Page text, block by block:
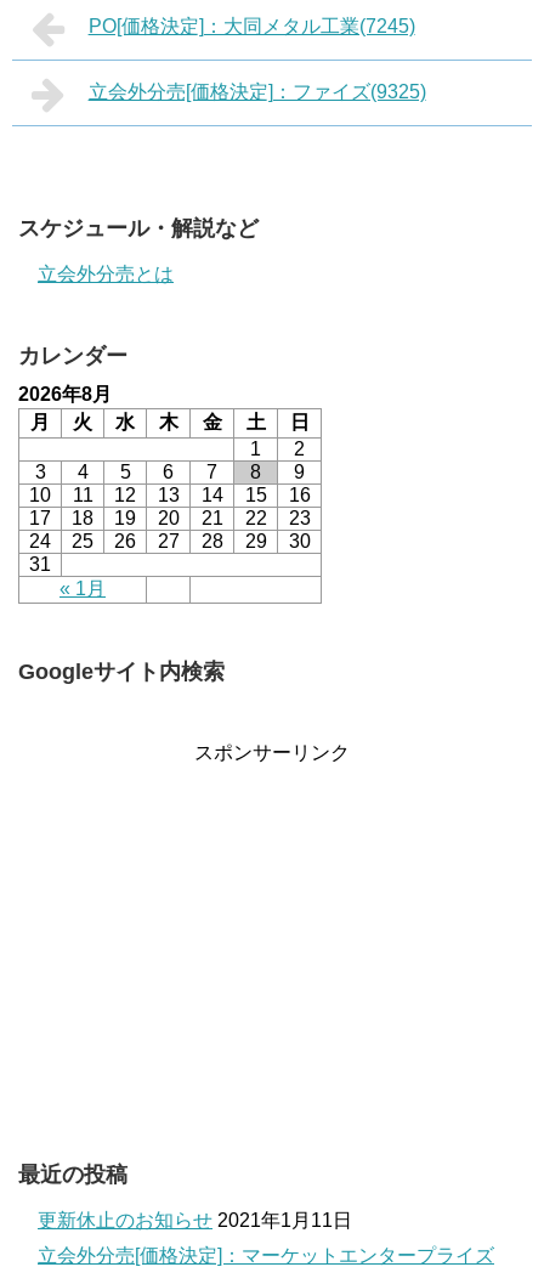
PO[価格決定]：大同メタル工業(7245)
立会外分売[価格決定]：ファイズ(9325)
スケジュール・解説など
立会外分売とは
カレンダー
2026年8月
月
火 水 木 金 土 日
« 1月
1
2
3
4 5 6 7 8
9
10
11 12 13 14 15
16
17
18 19 20 21 22
23
24
25 26 27 28 29
30
31
Googleサイト内検索
スポンサーリンク
最近の投稿
更新休止のお知らせ 2021年1月11日
立会外分売[価格決定]：マーケットエンタープライズ